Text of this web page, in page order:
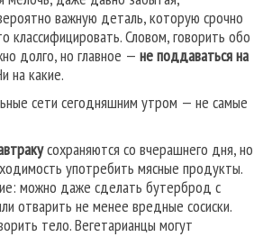
важную деталь, которую срочно
классифицировать. Словом, говорить обо
долго, но главное — не поддаваться на
на какие.
сети сегодняшним утром — не самые
сохраняются со вчерашнего дня, но
употребить мясные продукты.
можно даже сделать бутерброд с
отварить не менее вредные сосиски.
тело. Вегетарианцы могут